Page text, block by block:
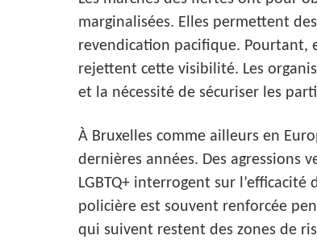
marginalisées. Elles permettent
revendication pacifique. Pourtant,
rejettent cette visibilité. Les
et la nécessité de sécuriser les
À Bruxelles comme ailleurs en
dernières années. Des agressions
LGBTQ+ interrogent sur
policière est souvent renforcée
qui suivent restent des zones de